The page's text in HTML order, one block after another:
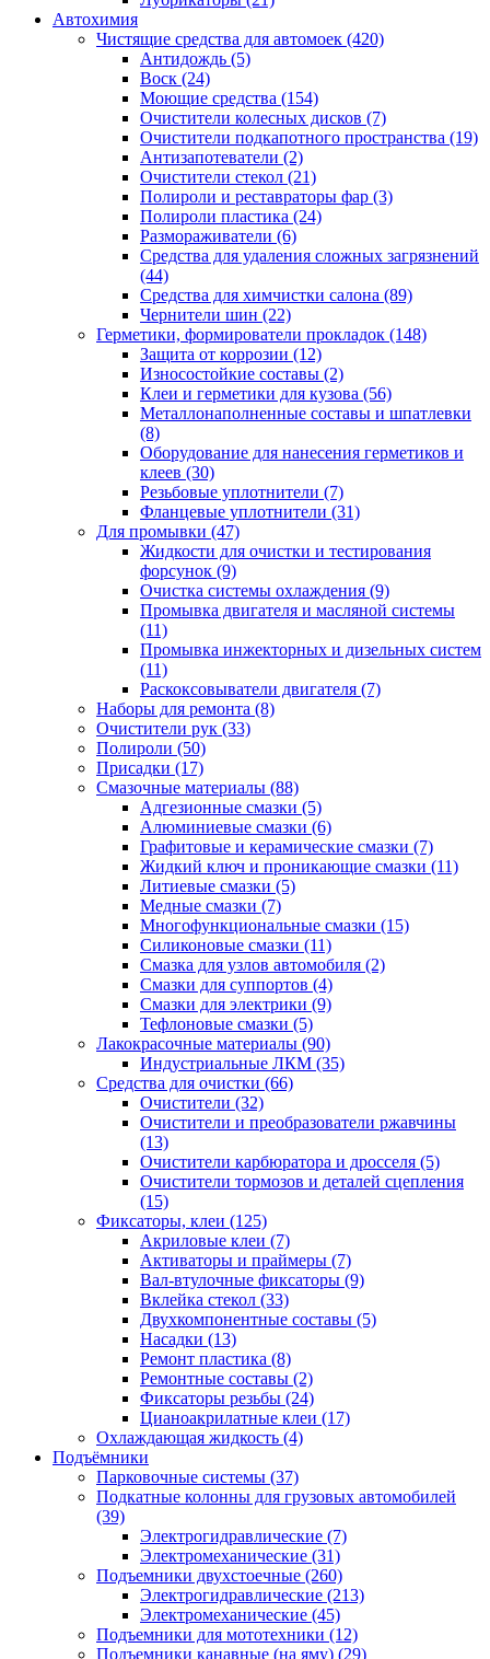
Автохимия
Чистящие средства для автомоек (420)
Антидождь (5)
Воск (24)
Моющие средства (154)
Очистители колесных дисков (7)
Очистители подкапотного пространства (19)
Антизапотеватели (2)
Очистители стекол (21)
Полироли и реставраторы фар (3)
Полироли пластика (24)
Размораживатели (6)
Средства для удаления сложных загрязнений
(44)
Средства для химчистки салона (89)
Чернители шин (22)
Герметики, формирователи прокладок (148)
Защита от коррозии (12)
Износостойкие составы (2)
Клеи и герметики для кузова (56)
Металлонаполненные составы и шпатлевки
(8)
Оборудование для нанесения герметиков и
клеев (30)
Резьбовые уплотнители (7)
Фланцевые уплотнители (31)
Для промывки (47)
Жидкости для очистки и тестирования
форсунок (9)
Очистка системы охлаждения (9)
Промывка двигателя и масляной системы
(11)
Промывка инжекторных и дизельных систем
(11)
Раскоксовыватели двигателя (7)
Наборы для ремонта (8)
Очистители рук (33)
Полироли (50)
Присадки (17)
Смазочные материалы (88)
Адгезионные смазки (5)
Алюминиевые смазки (6)
Графитовые и керамические смазки (7)
Жидкий ключ и проникающие смазки (11)
Литиевые смазки (5)
Медные смазки (7)
Многофункциональные смазки (15)
Силиконовые смазки (11)
Смазка для узлов автомобиля (2)
Смазки для суппортов (4)
Смазки для электрики (9)
Тефлоновые смазки (5)
Лакокрасочные материалы (90)
Индустриальные ЛКМ (35)
Средства для очистки (66)
Очистители (32)
Очистители и преобразователи ржавчины
(13)
Очистители карбюратора и дросселя (5)
Очистители тормозов и деталей сцепления
(15)
Фиксаторы, клеи (125)
Акриловые клеи (7)
Активаторы и праймеры (7)
Вал-втулочные фиксаторы (9)
Вклейка стекол (33)
Двухкомпонентные составы (5)
Насадки (13)
Ремонт пластика (8)
Ремонтные составы (2)
Фиксаторы резьбы (24)
Цианоакрилатные клеи (17)
Охлаждающая жидкость (4)
Подъёмники
Парковочные системы (37)
Подкатные колонны для грузовых автомобилей
(39)
Электрогидравлические (7)
Электромеханические (31)
Подъемники двухстоечные (260)
Электрогидравлические (213)
Электромеханические (45)
Подъемники для мототехники (12)
Подъемники канавные (на яму) (29)